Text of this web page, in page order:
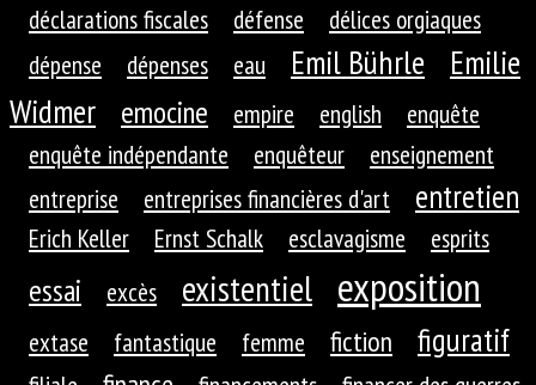
déclarations fiscales
défense
délices orgiaques
dépense
dépenses eau Emil Bührle
Emilie
Widmer
emocine empire english
enquête
enquête indépendante
enquêteur
enseignement
entreprise
entreprises financières d'art entretien
Erich Keller Ernst Schalk esclavagisme esprits
essai excès existentiel exposition
extase fantastique femme fiction figuratif